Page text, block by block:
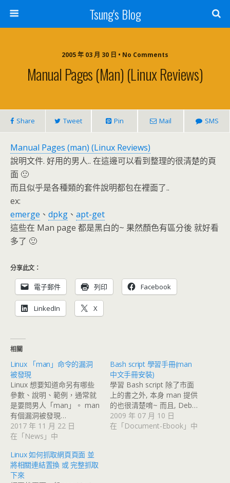
Tsung's Blog
2005 年 03 月 30 日 • No Comments
Manual Pages (man) (Linux Reviews)
Share Tweet Pin Mail SMS
Manual Pages (man) (Linux Reviews)
說明文件. 好用的男人.. 在這邊可以看到整理的很清楚的頁
面 🙂
而且似乎是各種類的套件說明都包在裡面了..
ex:
emerge 、 dpkg 、 apt-get
這些在 Man page 都是黑白的~ 果然顏色有區分後 就好看
多了 🙂
分享此文：
電子郵件 列印 Facebook
LinkedIn X
相關
Linux 「man」命令的漏洞
被發現
Linux 想要知道命另有哪些
參數、說明、範例，通常就
是要問男人「man」。 man
有個漏洞被發現…
2017 年 11 月 22 日
在「News」中
Bash script 學習手冊(man
中文手冊安裝)
學習 Bash script 除了市面
上的書之外, 本身 man 提供
的也很清楚唷~ 而且, Deb…
2009 年 07 月 10 日
在「Document-Ebook」中
Linux 如何抓取網頁頁面 並
將相關連結置換 或 完整抓取
下來